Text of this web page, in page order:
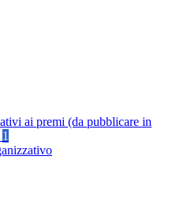
ai premi (da pubblicare in
1